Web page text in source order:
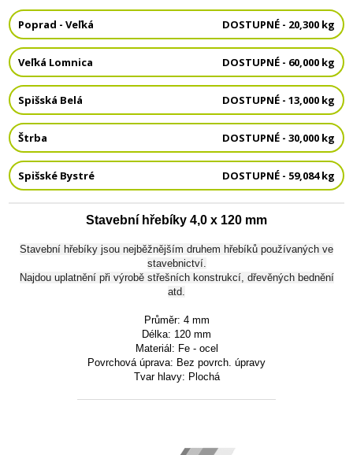
Poprad - Veľká DOSTUPNÉ - 20,300 kg
Veľká Lomnica DOSTUPNÉ - 60,000 kg
Spišská Belá DOSTUPNÉ - 13,000 kg
Štrba DOSTUPNÉ - 30,000 kg
Spišské Bystré DOSTUPNÉ - 59,084 kg
Stavební hřebíky 4,0 x 120 mm
Stavební hřebíky jsou nejběžnějším druhem hřebíků používaných ve
stavebnictví.
Najdou uplatnění při výrobě střešních konstrukcí, dřevěných bednění
atd.
Průměr: 4 mm
Délka: 120 mm
Materiál: Fe - ocel
Povrchová úprava: Bez povrch. úpravy
Tvar hlavy: Plochá